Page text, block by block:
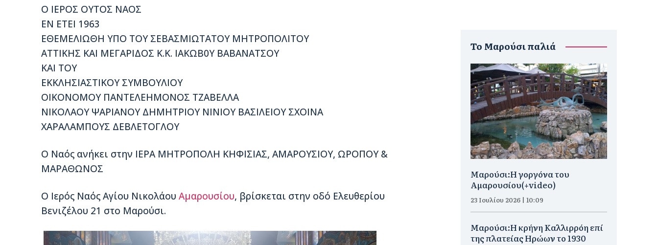
Ο ΙΕΡΟΣ ΟΥΤΟΣ ΝΑΟΣ
ΕΝ ΕΤΕΙ 1963
ΕΘΕΜΕΛΙΩΘΗ ΥΠΟ ΤΟΥ ΣΕΒΑΣΜΙΩΤΑΤΟΥ ΜΗΤΡΟΠΟΛΙΤΟΥ
ΑΤΤΙΚΗΣ ΚΑΙ ΜΕΓΑΡΙΔΟΣ Κ.K. ΙΑΚΩΒ0Υ ΒΑΒΑΝΑΤΣΟΥ
ΚΑΙ ΤΟΥ
ΕΚΚΛΗΣΙΑΣΤΙΚΟΥ ΣΥΜΒΟΥΛΙΟΥ
ΟΙΚΟΝΟΜΟΥ ΠΑΝΤΕΛΕΗΜΟΝΟΣ ΤΖΑΒΕΛΛΑ
ΝΙΚΟΛΑΟΥ ΨΑΡΙΑΝΟΥ ΔΗΜΗΤΡΙΟΥ ΝΙΝΙΟΥ ΒΑΣΙΛΕΙΟΥ ΣΧΟΙΝΑ
ΧΑΡΑΛΑΜΠΟΥΣ ΔΕΒΛΕΤΟΓΛΟΥ
Ο Ναός ανήκει στην ΙΕΡΑ ΜΗΤΡΟΠΟΛΗ ΚΗΦΙΣΙΑΣ, ΑΜΑΡΟΥΣΙΟΥ, ΩΡΟΠΟΥ &
ΜΑΡΑΘΩΝΟΣ
Ο Ιερός Ναός Αγίου Νικολάου Αμαρουσίου, βρίσκεται στην οδό Ελευθερίου
Βενιζέλου 21 στο Μαρούσι.
To Μαρούσι παλιά
Μαρούσι:H γοργόνα του
Αμαρουσίου(+video)
23 Ιουλίου 2026 | 10:09
Μαρούσι:Η κρήνη Καλλιρρόη επί
της πλατείας Ηρώων το 1930